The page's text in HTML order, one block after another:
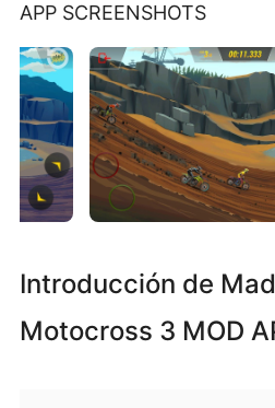
APP SCREENSHOTS
Introducción de
Motocross 3 MOD